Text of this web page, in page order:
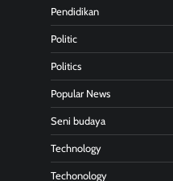
Pendidikan
Politic
Politics
Popular News
Seni budaya
Technology
Techonology